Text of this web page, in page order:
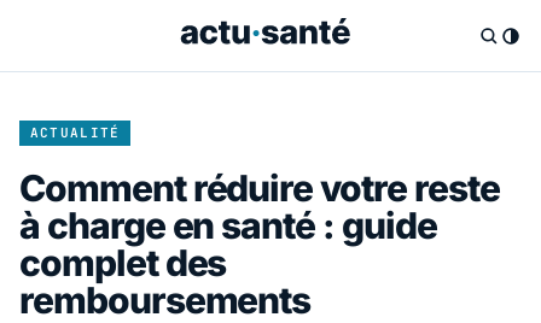
ACTUALITÉ
Comment réduire votre reste
à charge en santé : guide
complet des
remboursements